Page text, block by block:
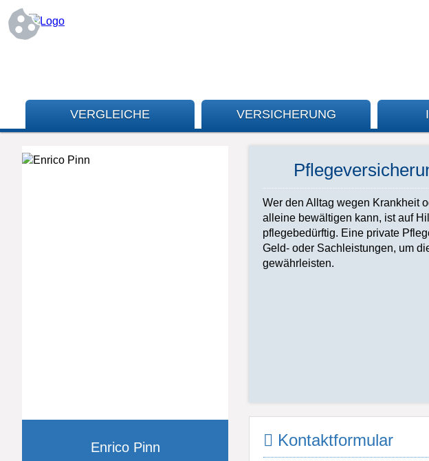
VERGLEICHE VERSICHERUNG
Enrico Pinn
Wer den Alltag wegen Krankheit
alleine bewältigen kann, ist auf
pflegebedürftig. Eine private
Geld- oder Sachleistungen, um
gewährleisten.
Kontaktformular